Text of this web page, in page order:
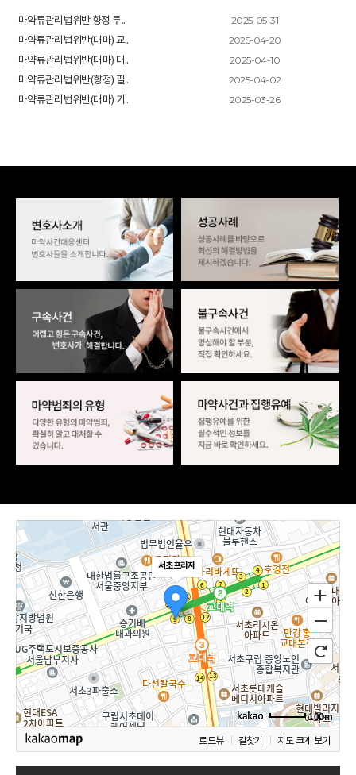
마약류관리법위반 향정 투..
2025-05-31
마약류관리법위반(대마) 교..
2025-04-20
마약류관리법위반(대마) 대..
2025-04-10
마약류관리법위반(향정) 필..
2025-04-02
마약류관리법위반(대마) 기..
2025-03-26
서초프라자
100m
로드뷰 길찾기 지도 크게 보기